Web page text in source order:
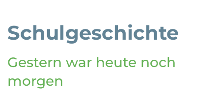
Schulgeschichte
Gestern war heute noch
morgen